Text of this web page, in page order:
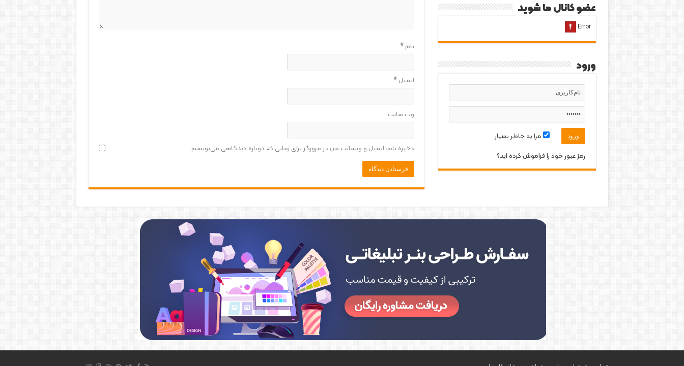
نام*
ایمیل*
وب‌ سایت
ذخیره نام، ایمیل و وبسایت من در مرورگر برای زمانی که دوباره دیدگاهی می‌نویسم.
عضو کانال ما شوید
ورود
مرا به خاطر بسپار
رمز عبور خود را فراموش کرده اید؟